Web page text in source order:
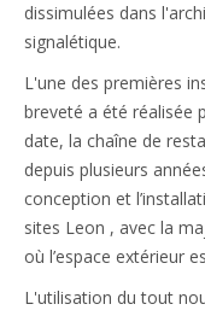
dissimulées dans
signalétique.
L'une des premières
breveté a été réalisée
date, la chaîne de
depuis plusieurs
conception et
sites Leon , avec la
où l’espace extérieur
L'utilisation du tout